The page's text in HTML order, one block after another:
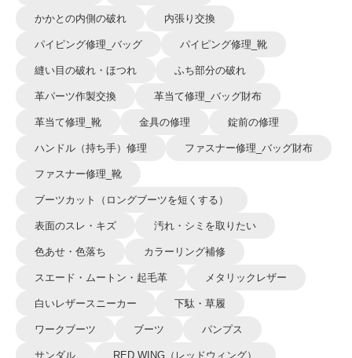
かかとの内側の破れ 内張り交換
パイピング修理_バッグ パイピング修理_靴
縫い目の破れ・ほつれ ふち部分の破れ
革パーツ作製交換 革当て修理_バッグ財布
革当て修理_靴 金具の修理 錠前の修理
ハンドル（持ち手）修理 ファスナー修理_バッグ財布
ファスナー修理_靴
ブーツカット（ロングブーツを短くする）
表面のスレ・キズ 汚れ・シミを取りたい
色あせ・色落ち カラーリング補修
スエード・ムートン・起毛革 メタリックレザー
白いレザースニーカー 下駄・草履
ワークブーツ ブーツ パンプス
サンダル RED WING（レッドウィング）